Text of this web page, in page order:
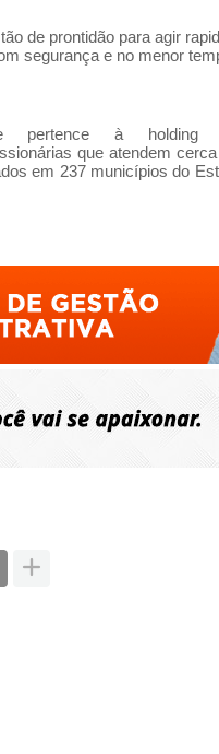
de prontidão para agir
segurança e no menor
pertence à holding
que atendem
em 237 municípiosdo